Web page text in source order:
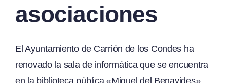
asociaciones
El Ayuntamiento de Carrión de los Condes ha
renovado la sala de informática que se encuentra
en la biblioteca pública «Miguel del Benavides»,